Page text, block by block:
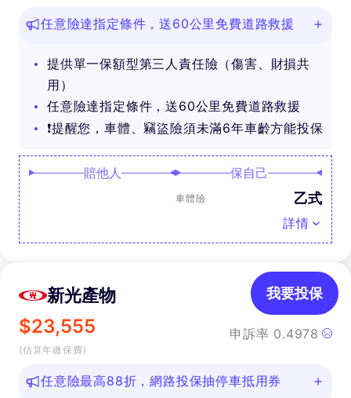
任意險達指定條件，送60公里免費道路救援
提供單一保額型第三人責任險（傷害、財損共
用）
任意險達指定條件，送60公里免費道路救援
❗提醒您，車體、竊盜險須未滿6年車齡方能投保
賠他人 保自己
車體險 乙式
詳情
新光產物
$23,555
(估算年繳保費)
申訴率 0.4978
我要投保
任意險最高88折，網路投保抽停車抵用券